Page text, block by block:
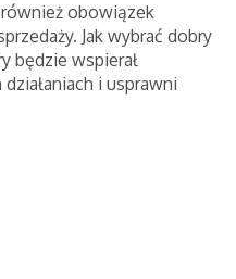
obowiązek
Jak wybrać dobry
będzie wspierał
i usprawni